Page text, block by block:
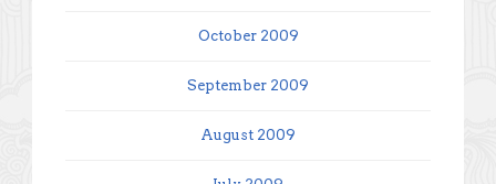
October 2009
September 2009
August 2009